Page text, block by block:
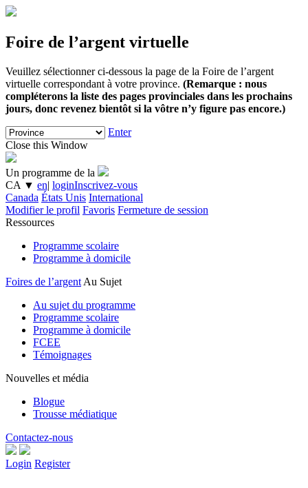
Foire de l’argent virtuelle
Veuillez sélectionner ci-dessous la page de la Foire de l’argent
virtuelle correspondant à votre province. (Remarque : nous
compléterons la liste des pages provinciales dans les prochains
jours, donc revenez bientôt si la vôtre n’y figure pas encore.)
Enter
Close this Window
Un programme de la
CA ▼ en| loginInscrivez-vous
Canada États Unis International
Modifier le profil Favoris Fermeture de session
Ressources
Programme scolaire
Programme à domicile
Foires de l’argent Au Sujet
Au sujet du programme
Programme scolaire
Programme à domicile
FCEE
Témoignages
Nouvelles et média
Blogue
Trousse médiatique
Contactez-nous
Login Register